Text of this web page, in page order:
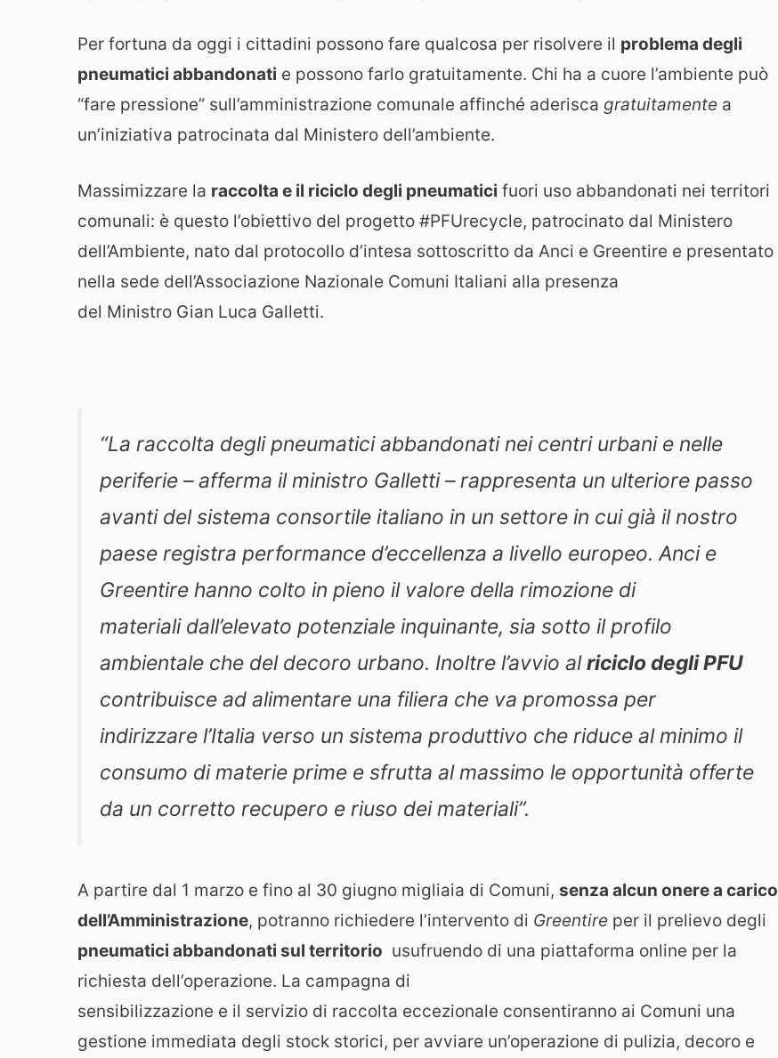
Per fortuna da oggi i cittadini possono fare qualcosa per risolvere il problema degli
pneumatici abbandonati e possono farlo gratuitamente. Chi ha a cuore l’ambiente può
“fare pressione” sull’amministrazione comunale affinché aderisca gratuitamente a
un’iniziativa patrocinata dal Ministero dell’ambiente.
Massimizzare la raccolta e il riciclo degli pneumatici fuori uso abbandonati nei territori
comunali: è questo l’obiettivo del progetto #PFUrecycle, patrocinato dal Ministero
dell’Ambiente, nato dal protocollo d’intesa sottoscritto da Anci e Greentire e presentato
nella sede dell’Associazione Nazionale Comuni Italiani alla presenza
del Ministro Gian Luca Galletti.
“La raccolta degli pneumatici abbandonati nei centri urbani e nelle
periferie – afferma il ministro Galletti – rappresenta un ulteriore passo
avanti del sistema consortile italiano in un settore in cui già il nostro
paese registra performance d’eccellenza a livello europeo. Anci e
Greentire hanno colto in pieno il valore della rimozione di
materiali dall’elevato potenziale inquinante, sia sotto il profilo
ambientale che del decoro urbano. Inoltre l’avvio alriciclo degli PFU
contribuisce ad alimentare una filiera che va promossa per
indirizzare l’Italia verso un sistema produttivo che riduce al minimo il
consumo di materie prime e sfrutta al massimo le opportunità offerte
da un corretto recupero e riuso dei materiali”.
A partire dal 1 marzo e fino al 30 giugno migliaia di Comuni, senza alcun onere a carico
dell’Amministrazione, potranno richiedere l’intervento di Greentire per il prelievo degli
pneumatici abbandonati sul territorio usufruendo di una piattaforma online per la
richiesta dell’operazione. La campagna di
sensibilizzazione e il servizio di raccolta eccezionale consentiranno ai Comuni una
gestione immediata degli stock storici, per avviare un’operazione di pulizia, decoro e